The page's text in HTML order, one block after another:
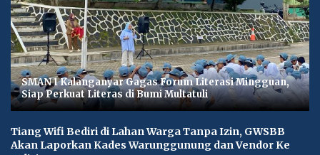
SMAN 1 Kalanganyar Gagas Forum Literasi Mingguan,
Siap Perkuat Literas di Bumi Multatuli
Tiang Wifi Bediri di Lahan Warga Tanpa Izin, GWSBB
Akan Laporkan Kades Warunggunung dan Vendor Ke